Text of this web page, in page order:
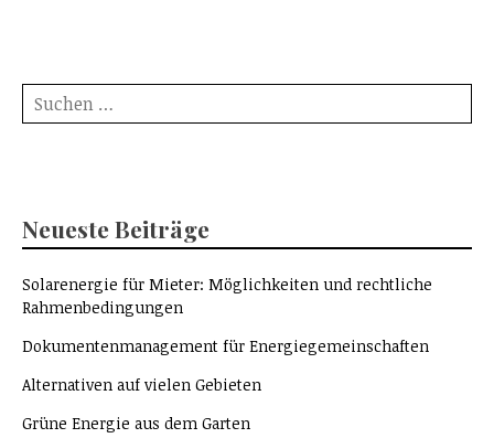
Suche
nach:
Neueste Beiträge
Solarenergie für Mieter: Möglichkeiten und rechtliche
Rahmenbedingungen
Dokumentenmanagement für Energiegemeinschaften
Alternativen auf vielen Gebieten
Grüne Energie aus dem Garten